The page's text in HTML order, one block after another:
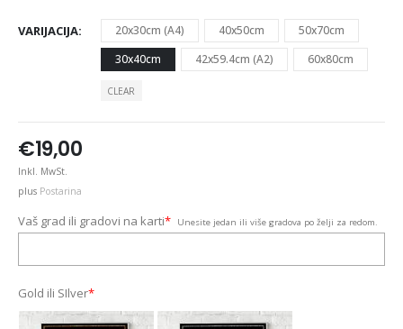
VARIJACIJA 20x30cm (A4) 40x50cm
50x70cm
30x40cm
42x59.4cm (A2) 60x80cm
CLEAR
€19,00
Inkl. MwSt.
plus Postarina
Vaš grad ili gradovi na karti* Unesite jedan ili više gradova po želji za redom.
Gold ili SIlver*